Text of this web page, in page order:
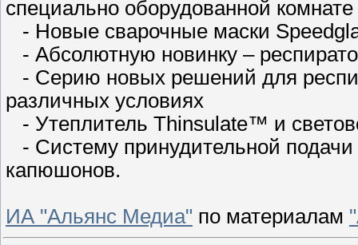
специально оборудованной комнате
- Новые сварочные маски
- Абсолютную новинку –
- Серию новых решений для
различных условиях
- Утеплитель Thinsulate™ и
- Систему принудительной
капюшонов.
ИА "Альянс Медиа" по материалам